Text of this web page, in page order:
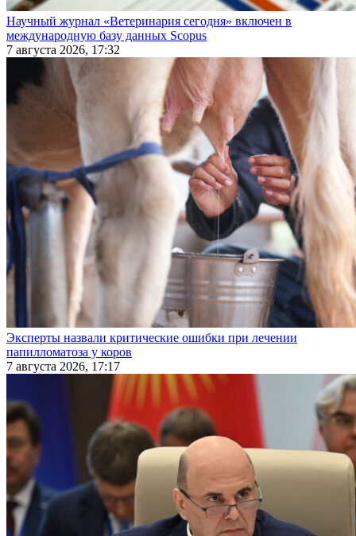
Научный журнал «Ветеринария сегодня» включен в
международную базу данных Scopus
7 августа 2026, 17:32
Эксперты назвали критические ошибки при лечении
папилломатоза у коров
7 августа 2026, 17:17